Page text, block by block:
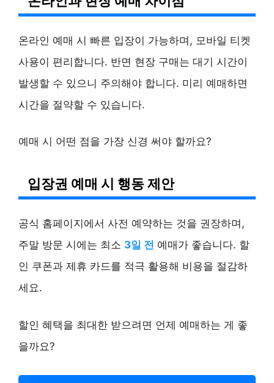
온라인 예매 시 빠른 입장이 가능하며, 모바일 티켓
사용이 편리합니다. 반면 현장 구매는 대기 시간이
발생할 수 있으니 주의해야 합니다. 미리 예매하면
시간을 절약할 수 있습니다.
예매 시 어떤 점을 가장 신경 써야 할까요?
입장권 예매 시 행동 제안
공식 홈페이지에서 사전 예약하는 것을 권장하며,
주말 방문 시에는 최소 3일 전 예매가 좋습니다. 할
인 쿠폰과 제휴 카드를 적극 활용해 비용을 절감하
세요.
할인 혜택을 최대한 받으려면 언제 예매하는 게 좋
을까요?